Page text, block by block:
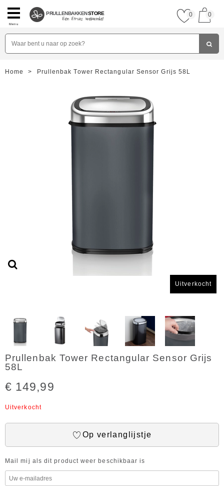
Menu
PRULLENBAKKENSTORE 0 0
Home > Prullenbak Tower Rectangular Sensor Grijs 58L
Uitverkocht
Prullenbak Tower Rectangular Sensor Grijs
58L
€ 149,99
Uitverkocht
Op verlanglijstje
Mail mij als dit product weer beschikbaar is